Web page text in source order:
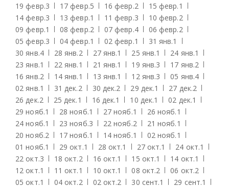
19 февр.3 17 февр.5 16 февр.2 15 февр.1
14 февр.3 13 февр.1 11 февр.3 10 февр.2
09 февр.1 08 февр.2 07 февр.4 06 февр.2
05 февр.3 04 февр.1 02 февр.1 31 янв.1
30 янв.4 28 янв.2 27 янв.1 25 янв.1 24 янв.1
23 янв.1 22 янв.1 21 янв.1 19 янв.3 17 янв.2
16 янв.2 14 янв.1 13 янв.1 12 янв.3 05 янв.4
02 янв.1 31 дек.2 30 дек.2 29 дек.1 27 дек.2
26 дек.2 25 дек.1 16 дек.1 10 дек.1 02 дек.1
29 нояб.1 28 нояб.1 27 нояб.1 26 нояб.1
24 нояб.1 23 нояб.3 22 нояб.2 21 нояб.1
20 нояб.2 17 нояб.1 14 нояб.1 02 нояб.1
01 нояб.1 29 окт.1 28 окт.1 27 окт.1 24 окт.1
22 окт.3 18 окт.2 16 окт.1 15 окт.1 14 окт.1
12 окт.1 11 окт.1 10 окт.1 08 окт.2 06 окт.2
05 окт.1 04 окт.2 02 окт.2 30 сент.1 29 сент.1